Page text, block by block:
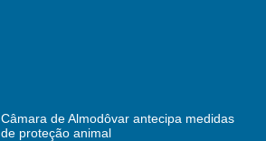
Câmara de Almodôvar antecipa medidas
de proteção animal